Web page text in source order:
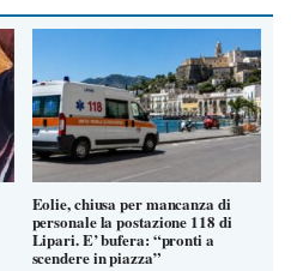
Eolie, chiusa per mancanza di
personale la postazione 118 di
Lipari. E’ bufera: “pronti a
scendere in piazza”